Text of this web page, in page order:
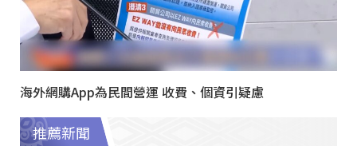
海外網購App為民間營運 收費、個資引疑慮
推薦新聞